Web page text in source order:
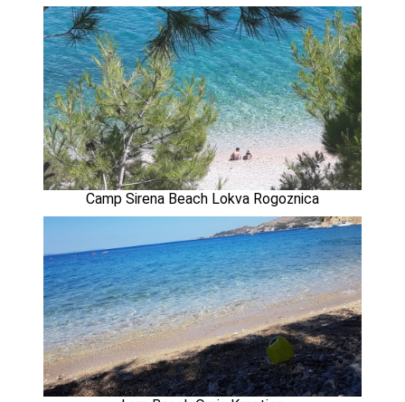
Camp Sirena Beach Lokva Rogoznica